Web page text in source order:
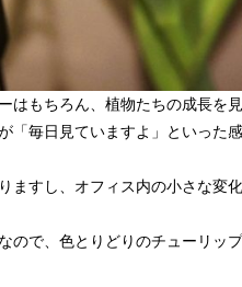
はもちろん、植物たちの成長を
「毎日見ていますよ」といった
ますし、オフィス内の小さな変
ので、色とりどりのチューリッ